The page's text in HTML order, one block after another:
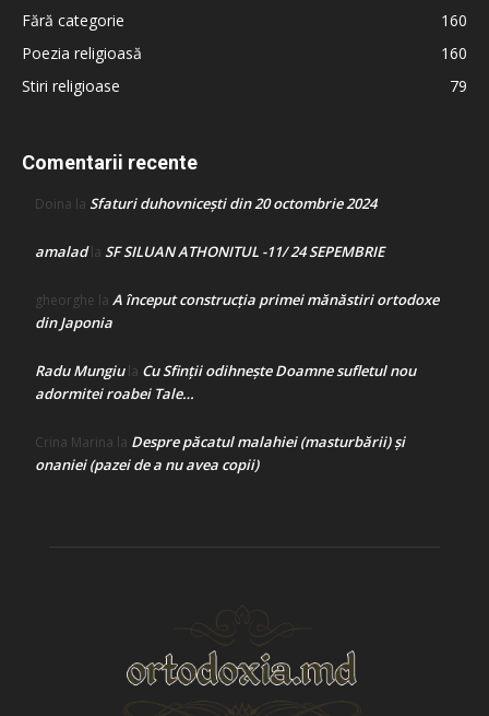
Fără categorie
160
Poezia religioasă
160
Stiri religioase
79
Comentarii recente
Doina la Sfaturi duhovnicești din 20 octombrie 2024
amaladla SF SILUAN ATHONITUL -11/ 24 SEPEMBRIE
gheorghe la A început construcţia primei mănăstiri ortodoxe
din Japonia
Radu Mungiula Cu Sfinții odihnește Doamne sufletul nou
adormitei roabei Tale…
Crina Marina la Despre păcatul malahiei (masturbării) şi
onaniei (pazei de a nu avea copii)